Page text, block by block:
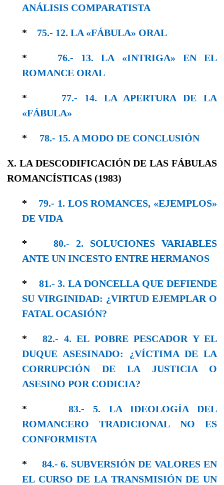
ANÁLISIS COMPARATISTA
* 75.- 12. LA «FÁBULA» ORAL
* 76.- 13. LA «INTRIGA» EN EL
ROMANCE ORAL
* 77.- 14. LA APERTURA DE LA
«FÁBULA»
* 78.- 15. A MODO DE CONCLUSIÓN
X. LA DESCODIFICACIÓN DE LAS FÁBULAS
ROMANCÍSTICAS (1983)
* 79.- 1. LOS ROMANCES, «EJEMPLOS»
DE VIDA
* 80.- 2. SOLUCIONES VARIABLES
ANTE UN INCESTO ENTRE HERMANOS
* 81.- 3. LA DONCELLA QUE DEFIENDE
SU VIRGINIDAD: ¿VIRTUD EJEMPLAR O
FATAL OCASIÓN?
*82.- 4. EL POBRE PESCADOR Y EL
DUQUE ASESINADO: ¿VÍCTIMA DE LA
CORRUPCIÓN DE LA JUSTICIA O
ASESINO POR CODICIA?
*83.- 5. LA IDEOLOGÍA DEL
ROMANCERO TRADICIONAL NO ES
CONFORMISTA
* 84.- 6. SUBVERSIÓN DE VALORES EN
EL CURSO DE LA TRANSMISIÓN DE UN